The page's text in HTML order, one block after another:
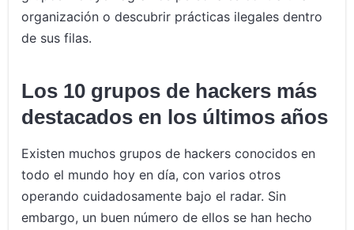
organización o descubrir prácticas ilegales dentro
de sus filas.
Los 10 grupos de hackers más
destacados en los últimos años
Existen muchos grupos de hackers conocidos en
todo el mundo hoy en día, con varios otros
operando cuidadosamente bajo el radar. Sin
embargo, un buen número de ellos se han hecho